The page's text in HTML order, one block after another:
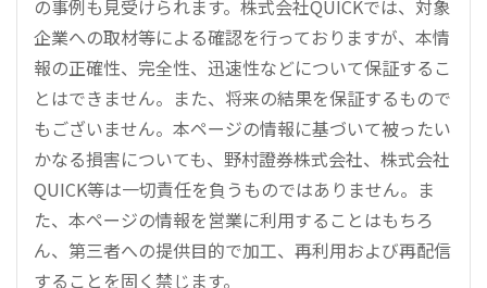
の事例も見受けられます。株式会社QUICKでは、対象
企業への取材等による確認を行っておりますが、本情
報の正確性、完全性、迅速性などについて保証するこ
とはできません。また、将来の結果を保証するもので
もございません。本ページの情報に基づいて被ったい
かなる損害についても、野村證券株式会社、株式会社
QUICK等は一切責任を負うものではありません。ま
た、本ページの情報を営業に利用することはもちろ
ん、第三者への提供目的で加工、再利用および再配信
することを固く禁じます。